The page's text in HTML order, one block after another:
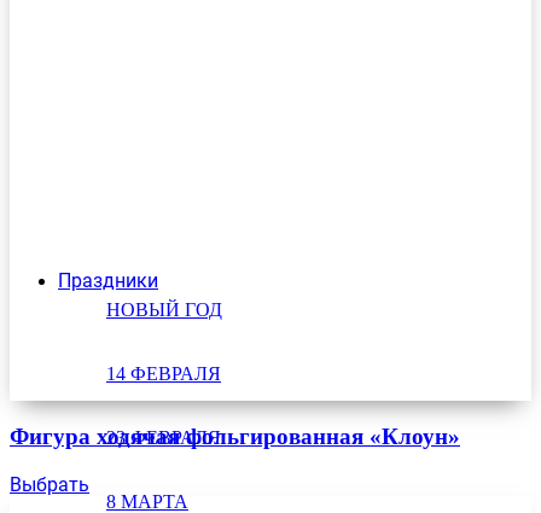
Праздники
НОВЫЙ ГОД
14 ФЕВРАЛЯ
23 ФЕВРАЛЯ
8 МАРТА
Фигура ходячая фольгированная «Клоун»
Выбрать